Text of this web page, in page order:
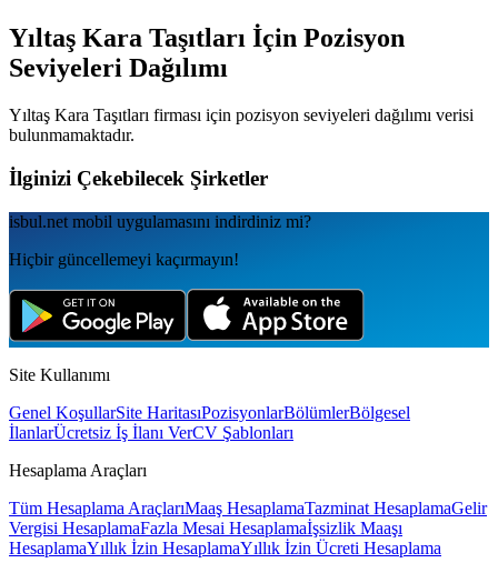
Yıltaş Kara Taşıtları İçin Pozisyon
Seviyeleri Dağılımı
Yıltaş Kara Taşıtları firması için pozisyon seviyeleri dağılımı verisi
bulunmamaktadır.
İlginizi Çekebilecek Şirketler
isbul.net mobil uygulamаsını indirdiniz mi?
Hiçbir güncellemeyi kaçırmayın!
Site Kullanımı
Genel KoşullarSite HaritasıPozisyonlarBölümlerBölgesel
İlanlarÜcretsiz İş İlanı VerCV Şablonları
Hesaplama Araçları
Tüm Hesaplama AraçlarıMaaş HesaplamaTazminat HesaplamaGelir
Vergisi HesaplamaFazla Mesai Hesaplamaİşsizlik Maaşı
HesaplamaYıllık İzin HesaplamaYıllık İzin Ücreti Hesaplama